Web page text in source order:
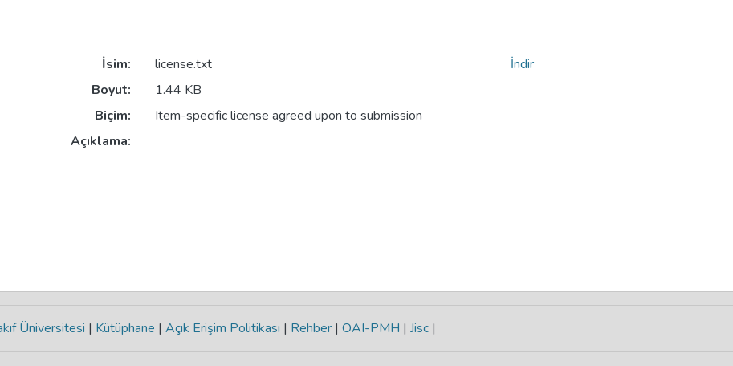
İsim:
license.txt
Boyut:
1.44 KB
Biçim:
Item-specific license agreed upon to submission
Açıklama:
İndir
Üniversitesi | Kütüphane | Açık Erişim Politikası | Rehber | OAI-PMH | Jisc |